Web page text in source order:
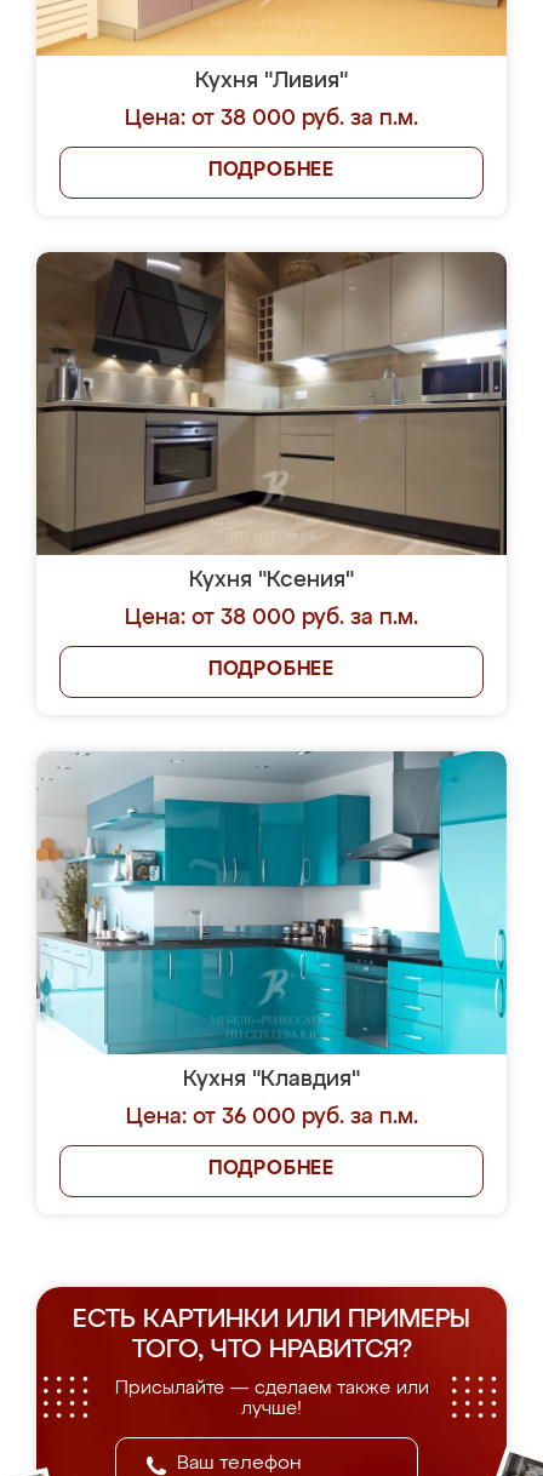
Кухня "Ливия"
Цена: от 38 000 руб. за п.м.
ПОДРОБНЕЕ
Кухня "Ксения"
Цена: от 38 000 руб. за п.м.
ПОДРОБНЕЕ
Кухня "Клавдия"
Цена: от 36 000 руб. за п.м.
ПОДРОБНЕЕ
ЕСТЬ КАРТИНКИ ИЛИ ПРИМЕРЫ
ТОГО, ЧТО НРАВИТСЯ?
Присылайте — сделаем также или
лучше!